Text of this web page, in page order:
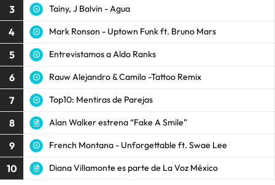
3 Tainy, J Balvin - Agua
4 Mark Ronson - Uptown Funk ft. Bruno Mars
5 Entrevistamos a Aldo Ranks
6 Rauw Alejandro & Camilo -Tattoo Remix
7 Top10: Mentiras de Parejas
8 Alan Walker estrena “Fake A Smile”
9 French Montana - Unforgettable ft. Swae Lee
10 Diana Villamonte es parte de La Voz México